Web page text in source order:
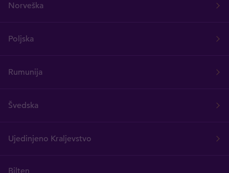
Norveška
Poljska
Rumunija
Švedska
Ujedinjeno Kraljevstvo